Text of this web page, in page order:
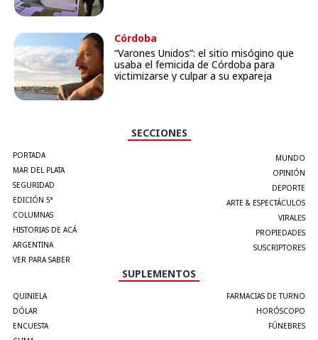
Córdoba
“Varones Unidos”: el sitio misógino que
usaba el femicida de Córdoba para
victimizarse y culpar a su expareja
SECCIONES
PORTADA
MAR DEL PLATA
SEGURIDAD
EDICIÓN 5°
COLUMNAS
HISTORIAS DE ACÁ
ARGENTINA
VER PARA SABER
MUNDO
OPINIÓN
DEPORTE
ARTE & ESPECTÁCULOS
VIRALES
PROPIEDADES
SUSCRIPTORES
SUPLEMENTOS
QUINIELA
DÓLAR
ENCUESTA
FARMACIAS DE TURNO
HORÓSCOPO
FÚNEBRES